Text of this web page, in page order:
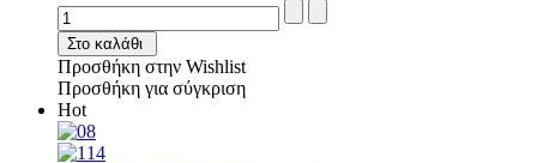
Στο καλάθι
Προσθήκη στην Wishlist
Προσθήκη για σύγκριση
Hot